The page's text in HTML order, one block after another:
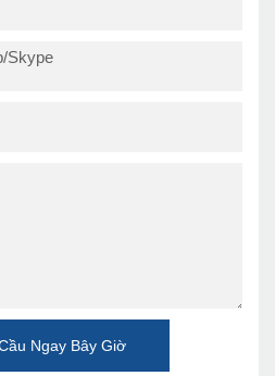
Skype
Ngay Bây Giờ